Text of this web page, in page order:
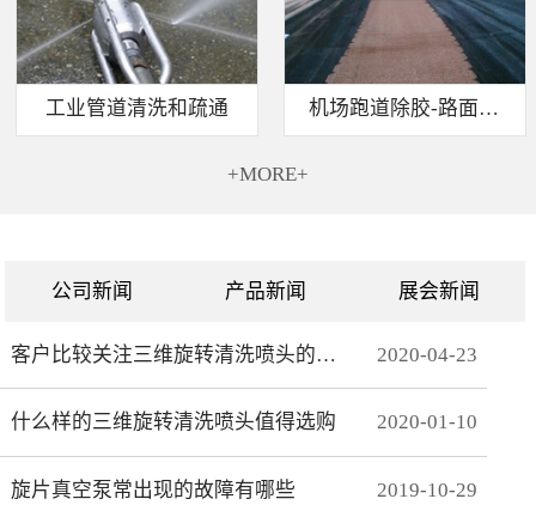
工业管道清洗和疏通 机场跑道除胶-路面标线清除
+MORE+
公司新闻 产品新闻 展会新闻
客户比较关注三维旋转清洗喷头的哪些方面 2020-04-23
什么样的三维旋转清洗喷头值得选购 2020-01-10
旋片真空泵常出现的故障有哪些 2019-10-29